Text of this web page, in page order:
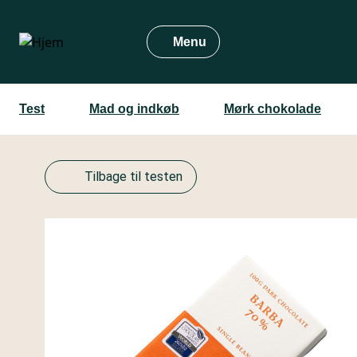
hovedindhold
Menu
Test Mad og indkøb Mørk chokolade
Tilbage til testen